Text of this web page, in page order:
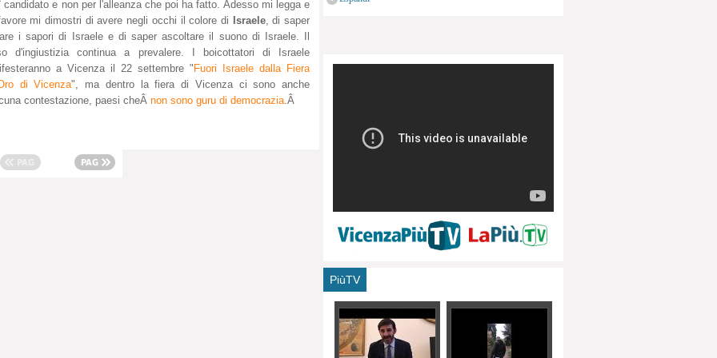
candidato e non per l'alleanza che poi ha fatto. Adesso mi legga e
mi dimostri di avere negli occhi il colore di
Israele, di saper
i sapori di Israele e di saper ascoltare il suono di Israele. Il
d'ingiustizia continua a prevalere. I boicottatori di Israele
a Vicenza il 22 settembre " Fuori Israele dalla Fiera
di Vicenza", ma dentro la fiera di Vicenza ci sono anche
contestazione, paesi cheÂ non sono guru di democrazia.Â
PiùTV